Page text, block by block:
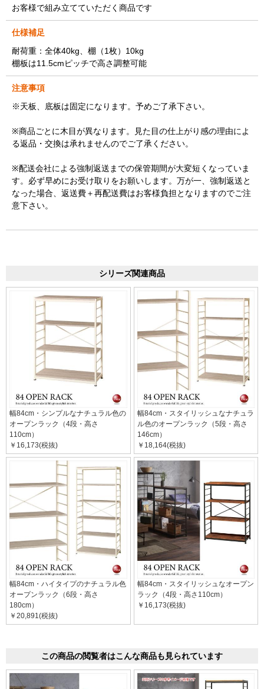
お客様で組み立てていただく商品です
仕様補足
耐荷重：全体40kg、棚（1枚）10kg
棚板は11.5cmピッチで高さ調整可能
注意事項
※天板、底板は固定になります。予めご了承下さい。
※商品ごとに木目が異なります。見た目の仕上がり感の理由によ
る返品・交換は承れませんのでご了承ください。
※配送会社による強制返送までの保管期間が大変短くなっていま
す。必ず早めにお受け取りをお願いします。万が一、強制返送と
なった場合、返送費＋再配送費はお客様負担となりますのでご注
意下さい。
シリーズ関連商品
幅84cm・シンプルなナチュラル色の
オープンラック（4段・高さ
110cm）
￥16,173(税抜)
幅84cm・スタイリッシュなナチュラ
ル色のオープンラック（5段・高さ
146cm）
￥18,164(税抜)
幅84cm・ハイタイプのナチュラル色
オープンラック（6段・高さ
180cm）
￥20,891(税抜)
幅84cm・スタイリッシュなオープン
ラック（4段・高さ110cm）
￥16,173(税抜)
この商品の閲覧者はこんな商品も見られています